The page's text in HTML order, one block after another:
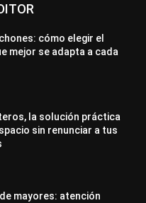
cómo elegir el
mejor se adapta a cada
la solución práctica
sin renunciar a tus
mayores: atención